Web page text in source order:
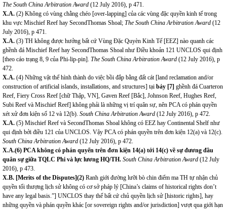
The South China Arbitration Award (12 July 2016), p 471.
X.A. (2) Không có vùng chằng chéo [over-lapping] của các vùng đặc quyền kinh tế trong
khu vực Mischief Reef hay SecondThomas Shoal; The South China Arbitration Award (12
July 2016), p 471.
X.A. (3) TH không được hưởng bất cứ Vùng Đặc Quyèn Kinh Tế [EEZ] nào quanh các
ghềnh đá Mischief Reef hay SecondThomas Shoal như Điều khoản 121 UNCLOS qui định
[theo cáo trạng 8, 9 của Phi-lip-pin]. The South China Arbitration Award (12 July 2016), p
472.
X.A. (4) Những vật thể hình thành do việc bồi đắp bằng đất cát [land reclamation and/or
construction of artificial islands, installations, and structures] tại bảy [7] ghềnh đá Cuarteron
Reef, Fiery Cross Reef [chữ Thập, VN], Gaven Reef [Bắc], Johnson Reef, Hughes Reef,
Subi Reef và Mischief Reef] không phải là những vị trí quân sự, nên PCA có phán quyền
xét xử đơn kiện số 12 và 12(b). South China Arbitration Award (12 July 2016), p 472.
X.A. (5) Mischief Reef và SecondThomas Shoal không có EEZ hay Continental Shelf như
qui định bởi điều 121 của UNCLOS. Vậy PCA có phán quyền trên đơn kiện 12(a) và 12(c).
South China Arbitration Award (12 July 2016), p 472.
X.A.(6) PCA không có phán quyển trên đơn kiện 14(a) tới 14(c) về sự đương đầu
quân sự giữa TQLC Phi và lực lương HQ/TH. South China Arbitration Award (12 July
2016), p 473.
X.B. [Merits of the Disputes](2) Ranh giới đường lưỡi bò chin điểm ma TH tự nhận chủ
quyền tối thượng lịch sử không có cơ sở pháp lý [China’s claims of historical rights don’t
have any legal basis.”] UNCLOS thay thế bất cứ chủ quyền lịch sử [historic rights], hay
những quyền và phán quyền khác [or sovereign rights and/or jurisdiction] vượt qua giới hạn